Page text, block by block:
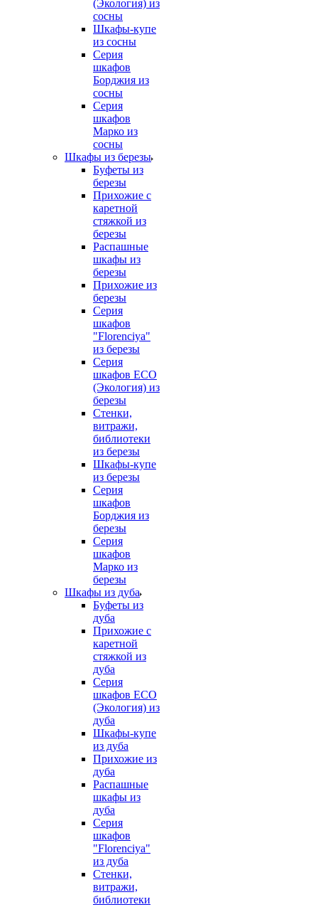
(Экология) из
сосны
Шкафы-купе
из сосны
Серия
шкафов
Борджия из
сосны
Серия
шкафов
Марко из
сосны
Шкафы из березы
Буфеты из
березы
Прихожие с
каретной
стяжкой из
березы
Распашные
шкафы из
березы
Прихожие из
березы
Серия
шкафов
"Florenciya"
из березы
Серия
шкафов ECO
(Экология) из
березы
Стенки,
витражи,
библиотеки
из березы
Шкафы-купе
из березы
Серия
шкафов
Борджия из
березы
Серия
шкафов
Марко из
березы
Шкафы из дуба
Буфеты из
дуба
Прихожие с
каретной
стяжкой из
дуба
Серия
шкафов ECO
(Экология) из
дуба
Шкафы-купе
из дуба
Прихожие из
дуба
Распашные
шкафы из
дуба
Серия
шкафов
"Florenciya"
из дуба
Стенки,
витражи,
библиотеки